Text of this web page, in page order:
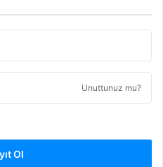
Unuttunuz mu?
Ol